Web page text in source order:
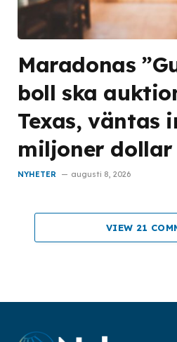
Maradonas
boll ska
Texas, väntas
miljoner dollar
NYHETER augusti 8, 2026
VIEW 21